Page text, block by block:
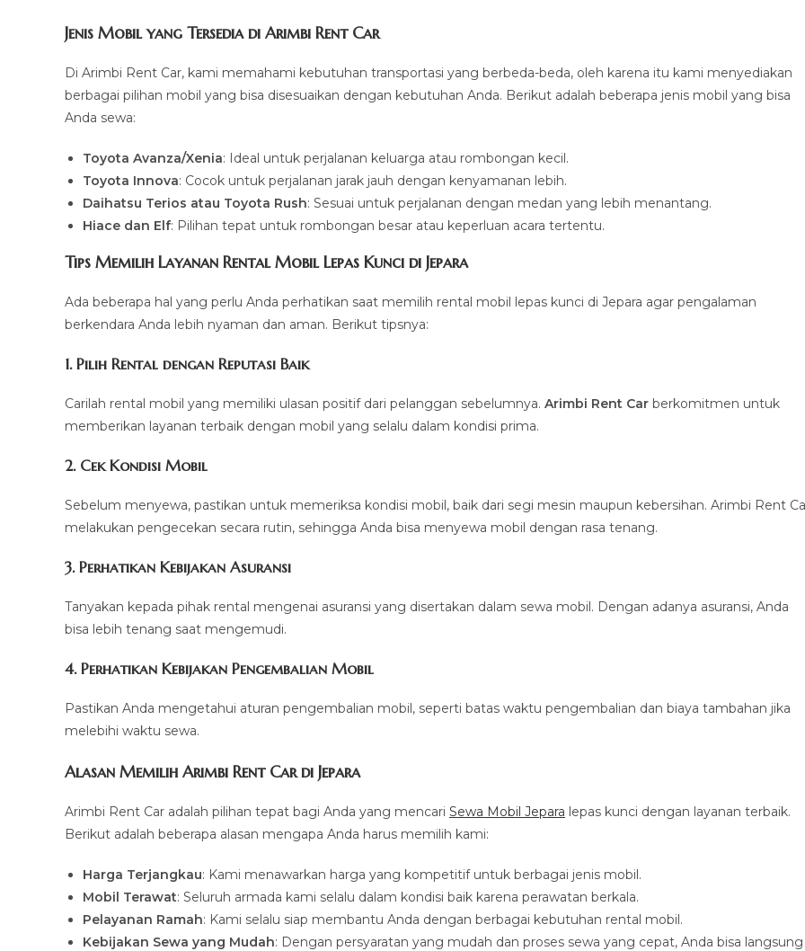
Jenis Mobil yang Tersedia di Arimbi Rent Car
Di Arimbi Rent Car, kami memahami kebutuhan transportasi yang berbeda-beda, oleh karena itu kami menyediakan
berbagai pilihan mobil yang bisa disesuaikan dengan kebutuhan Anda. Berikut adalah beberapa jenis mobil yang bisa
Anda sewa:
Toyota Avanza/Xenia: Ideal untuk perjalanan keluarga atau rombongan kecil.
Toyota Innova: Cocok untuk perjalanan jarak jauh dengan kenyamanan lebih.
Daihatsu Terios atau Toyota Rush: Sesuai untuk perjalanan dengan medan yang lebih menantang.
Hiace dan Elf: Pilihan tepat untuk rombongan besar atau keperluan acara tertentu.
Tips Memilih Layanan Rental Mobil Lepas Kunci di Jepara
Ada beberapa hal yang perlu Anda perhatikan saat memilih rental mobil lepas kunci di Jepara agar pengalaman
berkendara Anda lebih nyaman dan aman. Berikut tipsnya:
1. Pilih Rental dengan Reputasi Baik
Carilah rental mobil yang memiliki ulasan positif dari pelanggan sebelumnya. Arimbi Rent Car berkomitmen untuk
memberikan layanan terbaik dengan mobil yang selalu dalam kondisi prima.
2. Cek Kondisi Mobil
Sebelum menyewa, pastikan untuk memeriksa kondisi mobil, baik dari segi mesin maupun kebersihan. Arimbi Rent
melakukan pengecekan secara rutin, sehingga Anda bisa menyewa mobil dengan rasa tenang.
3. Perhatikan Kebijakan Asuransi
Tanyakan kepada pihak rental mengenai asuransi yang disertakan dalam sewa mobil. Dengan adanya asuransi, Anda
bisa lebih tenang saat mengemudi.
4. Perhatikan Kebijakan Pengembalian Mobil
Pastikan Anda mengetahui aturan pengembalian mobil, seperti batas waktu pengembalian dan biaya tambahan jika
melebihi waktu sewa.
Alasan Memilih Arimbi Rent Car di Jepara
Arimbi Rent Car adalah pilihan tepat bagi Anda yang mencari Sewa Mobil Jepara lepas kunci dengan layanan terbaik.
Berikut adalah beberapa alasan mengapa Anda harus memilih kami:
Harga Terjangkau: Kami menawarkan harga yang kompetitif untuk berbagai jenis mobil.
Mobil Terawat: Seluruh armada kami selalu dalam kondisi baik karena perawatan berkala.
Pelayanan Ramah: Kami selalu siap membantu Anda dengan berbagai kebutuhan rental mobil.
Kebijakan Sewa yang Mudah: Dengan persyaratan yang mudah dan proses sewa yang cepat, Anda bisa langsung